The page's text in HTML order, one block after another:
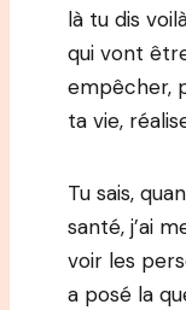
là tu dis
qui vont
empêcher,
ta vie,
Tu sais,
santé, j’ai
voir les
a posé la